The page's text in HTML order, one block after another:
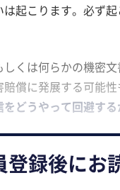
起こります。必ず
くは何らかの機密
償に発展する可能
どうやって回避す
録後にお